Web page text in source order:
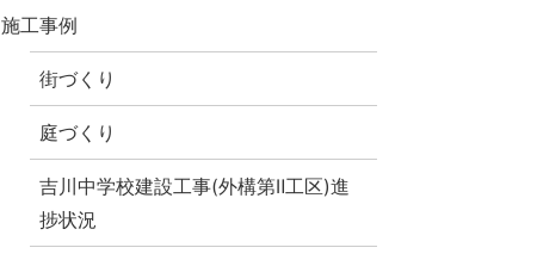
施工事例
街づくり
庭づくり
吉川中学校建設工事(外構第Ⅱ工区)進
捗状況